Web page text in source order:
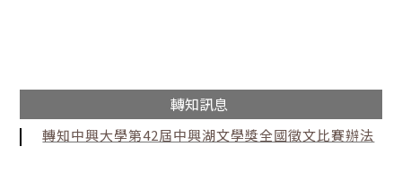
轉知訊息
轉知中興大學第42屆中興湖文學獎全國徵文比賽辦法